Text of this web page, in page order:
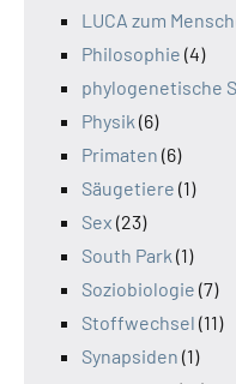
LUCA zum
Philosophie (4)
phylogenetische
Physik (6)
Primaten (6)
Säugetiere (1)
Sex (23)
South Park (1)
Soziobiologie (7)
Stoffwechsel (11)
Synapsiden (1)